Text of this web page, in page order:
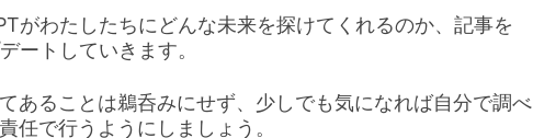
がわたしたちにどんな未来を探けてくれるのか、記事を
ートしていきます。
あることは鵜呑みにせず、少しでも気になれば自分で調べ
任で行うようにしましょう。